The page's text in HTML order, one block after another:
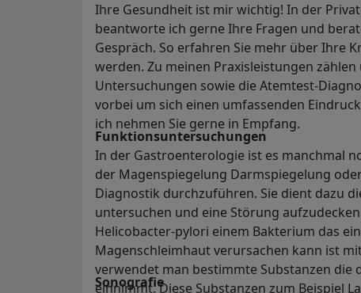
Ihre Gesundheit ist mir wichtig! In der
beantworte ich gerne Ihre Fragen und
Gespräch. So erfahren Sie mehr über Ihre
werden. Zu meinen Praxisleistungen
Untersuchungen sowie die Atemtest-
vorbei um sich einen umfassenden
ich nehmen Sie gerne in Empfang.
Funktionsuntersuchungen
In der Gastroenterologie ist es manchmal
der Magenspiegelung Darmspiegelung
Diagnostik durchzuführen. Sie dient dazu
untersuchen und eine Störung
Helicobacter-pylori einem Bakterium das
Magenschleimhaut verursachen kann ist
verwendet man bestimmte Substanzen die
einnimmt. Diese Substanzen zum Beispiel
Sonografie